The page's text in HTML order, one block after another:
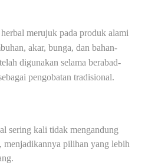
merujuk pada produk alami
akar, bunga, dan bahan-
digunakan selama berabad-
pengobatan tradisional.
sering kali tidak mengandung
menjadikannya pilihan yang lebih